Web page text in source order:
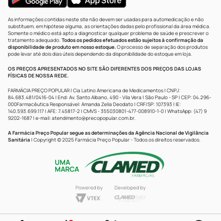
As informações contidas neste site não devem ser usadas para automedicação e não
substituem, em hipótese alguma, as orientações dadas pelo profissional da área médica.
Somente o médico está apto a diagnosticar qualquer problema de saúde e prescrever o
tratamento adequado. Todos os pedidos efetuados estão sujeitos à confirmação da
disponibilidade de produto em nosso estoque.O processo de separação dos produtos
pode levar até dois dias úteis dependendo da disponibilidade do estoque em loja.
OS PREÇOS APRESENTADOS NO SITE SÃO DIFERENTES DOS PREÇOS DAS LOJAS
FÍSICAS DE NOSSA REDE.
FARMÁCIA PREÇO POPULAR | Cia Latino Americana de Medicamentos | CNPJ:
84.683.481/0416-04 | End: Av. Santo Albano, 490 - Vila Vera | São Paulo - SP | CEP: 04.296-
000Farmacêutica Responsável: Amanda Zelia Deodato | CRF/SP: 107393 | IE:
140.593.699.117 | AFE: 7.45817-2 | CMVS - 355030801-477-008910-1-0 | WhatsApp: (47) 9
9202-1687 | e-mail: atendimento@precopopular.com.br.
A Farmácia Preço Popular segue as determinações da Agência Nacional de Vigilância
Sanitária | Copyright © 2025 Farmácia Preço Popular - Todos os direitos reservados.
UMA
MARCA
Powered by Developed by